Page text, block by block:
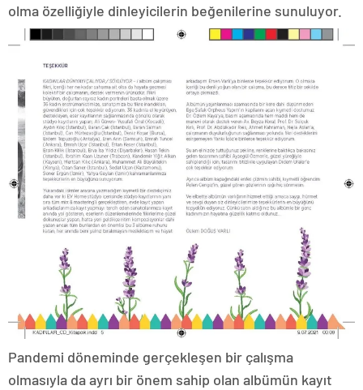
olma özelliğiyle dinleyicilerin beğenilerine sunuluyor.
Pandemi döneminde gerçekleşen bir çalışma
olmasıyla da ayrı bir önem sahip olan albümün kayıt